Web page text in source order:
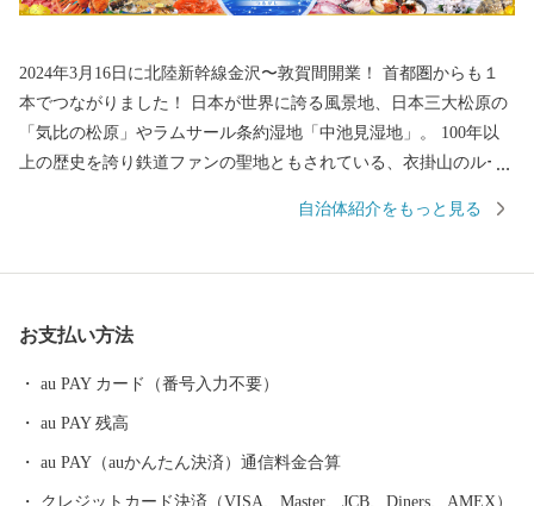
2024年3月16日に北陸新幹線金沢〜敦賀間開業！ 首都圏からも１
本でつながりました！ 日本が世界に誇る風景地、日本三大松原の
「気比の松原」やラムサール条約湿地「中池見湿地」。 100年以
上の歴史を誇り鉄道ファンの聖地ともされている、衣掛山のルー
賀ふぐ」等豊富な海の幸。 日本最北限、甘さが自慢の「東浦みか
サイトできました。 詳しくは、下記ページをご覧ください。 http
s://kuras-tsuruga.jp/ （上記URLをコピー＆ペーストしアドレスバー
るさと納税コールセンター TEL：050-3090-1336 Mail：f.tsuruga
@do-furusato.jp 受付時間 午前9時00分～午後5時45分 (土曜日・
日曜日・祝日及び12月30日～1月3日を除く) ■ワンストップ特例申
自治体紹介をもっと見る
お支払い方法
au PAY カード（番号入力不要）
au PAY 残高
au PAY（auかんたん決済）通信料金合算
クレジットカード決済（VISA、Master、JCB、Diners、AMEX）